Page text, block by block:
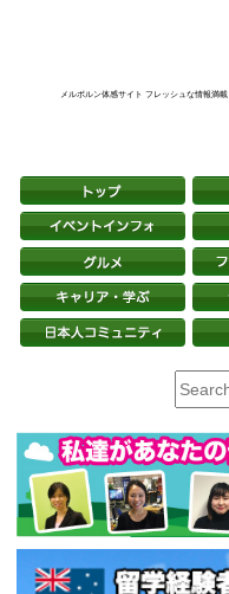
メルボルン体感サイト フレッシュな情報満載